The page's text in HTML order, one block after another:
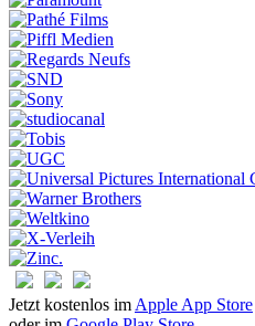
Jetzt kostenlos im Apple App Store